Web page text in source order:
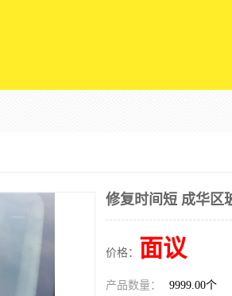
修复时间短 成华区
价格： 面议
产品数量： 9999.00个